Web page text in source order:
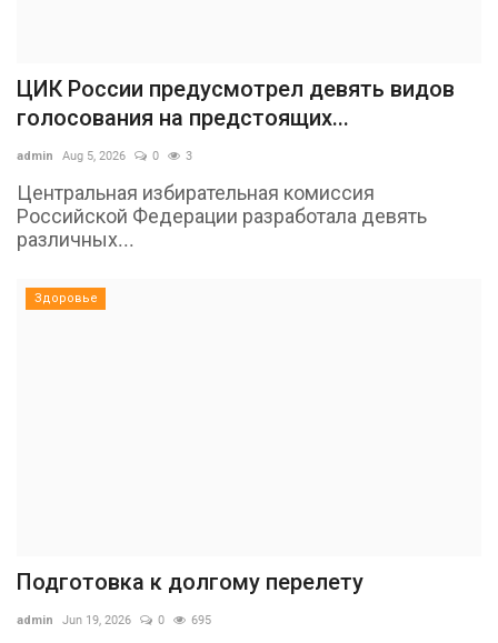
ЦИК России предусмотрел девять видов
голосования на предстоящих...
admin Aug 5, 2026 0 3
Центральная избирательная комиссия
Российской Федерации разработала девять
различных...
Здоровье
Подготовка к долгому перелету
admin Jun 19, 2026 0 695